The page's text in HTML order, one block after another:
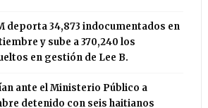
deporta 34,873 indocumentados en
y sube a 370,240 los
en gestión de Lee B.
ante el Ministerio Público a
detenido con seis haitianos